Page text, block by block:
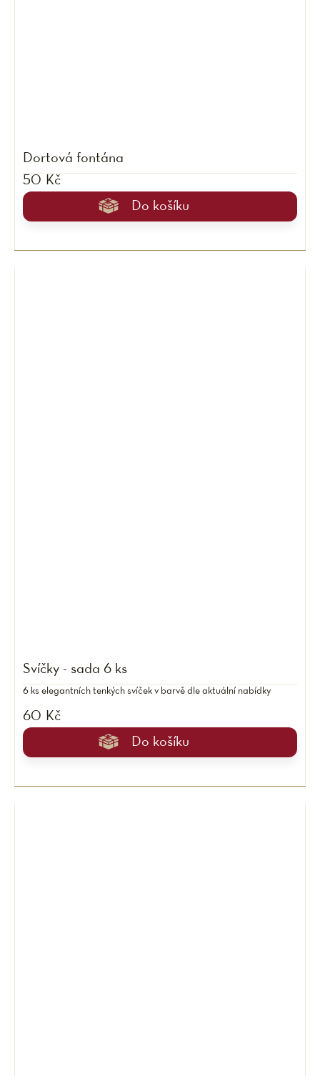
Dortová fontána
50 Kč
Do košíku
Svíčky - sada 6 ks
60 Kč
Do košíku
6 ks elegantních tenkých svíček v barvě dle aktuální nabídky